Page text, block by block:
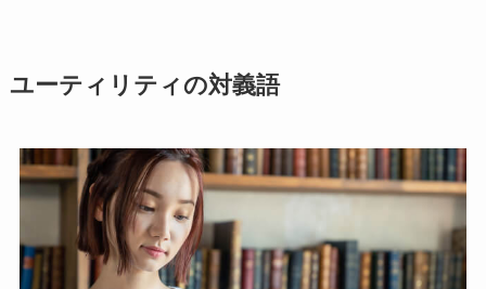
ユーティリティの対義語